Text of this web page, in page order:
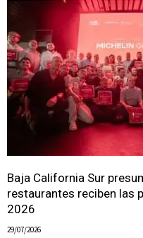
Baja California Sur
restaurantes reciben las
2026
29/07/2026